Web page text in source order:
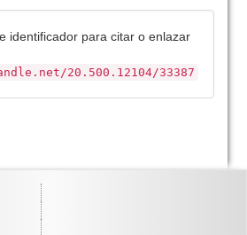
identificador para citar o enlazar
20.500.12104/33387